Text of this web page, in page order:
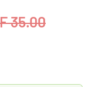
35.00